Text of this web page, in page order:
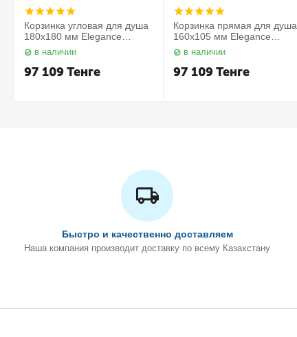
Корзинка угловая для душа
180х180 мм Elegance
11657010000 Keuco
в наличии
97 109Тенге
Корзинка прямая для душа
160х105 мм Elegance
11658010000 Keuco
в наличии
97 109Тенге
Быстро и качественно доставляем
Наша компания производит доставку по всему Казахстану